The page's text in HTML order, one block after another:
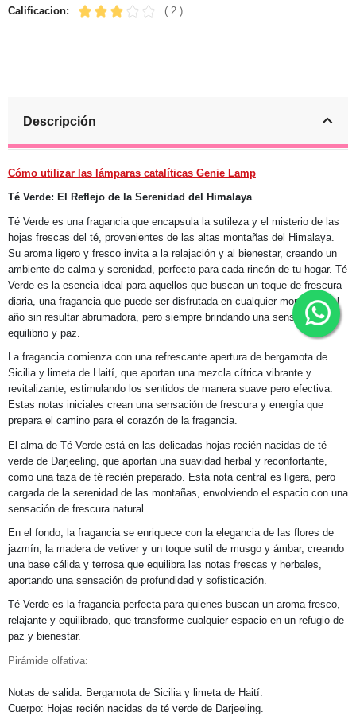
Calificacion: ( 2 )
Descripción
Cómo utilizar las lámparas catalíticas Genie Lamp
Té Verde: El Reflejo de la Serenidad del Himalaya
Té Verde es una fragancia que encapsula la sutileza y el misterio de las
hojas frescas del té, provenientes de las altas montañas del Himalaya.
Su aroma ligero y fresco invita a la relajación y al bienestar, creando un
ambiente de calma y serenidad, perfecto para cada rincón de tu hogar. Té
Verde es la esencia ideal para aquellos que buscan un toque de frescura
diaria, una fragancia que puede ser disfrutada en cualquier momento del
año sin resultar abrumadora, pero siempre brindando una sensación de
equilibrio y paz.
La fragancia comienza con una refrescante apertura de bergamota de
Sicilia y limeta de Haití, que aportan una mezcla cítrica vibrante y
revitalizante, estimulando los sentidos de manera suave pero efectiva.
Estas notas iniciales crean una sensación de frescura y energía que
prepara el camino para el corazón de la fragancia.
El alma de Té Verde está en las delicadas hojas recién nacidas de té
verde de Darjeeling, que aportan una suavidad herbal y reconfortante,
como una taza de té recién preparado. Esta nota central es ligera, pero
cargada de la serenidad de las montañas, envolviendo el espacio con una
sensación de frescura natural.
En el fondo, la fragancia se enriquece con la elegancia de las flores de
jazmín, la madera de vetiver y un toque sutil de musgo y ámbar, creando
una base cálida y terrosa que equilibra las notas frescas y herbales,
aportando una sensación de profundidad y sofisticación.
Té Verde es la fragancia perfecta para quienes buscan un aroma fresco,
relajante y equilibrado, que transforme cualquier espacio en un refugio de
paz y bienestar.
Pirámide olfativa:
Notas de salida: Bergamota de Sicilia y limeta de Haití.
Cuerpo: Hojas recién nacidas de té verde de Darjeeling.